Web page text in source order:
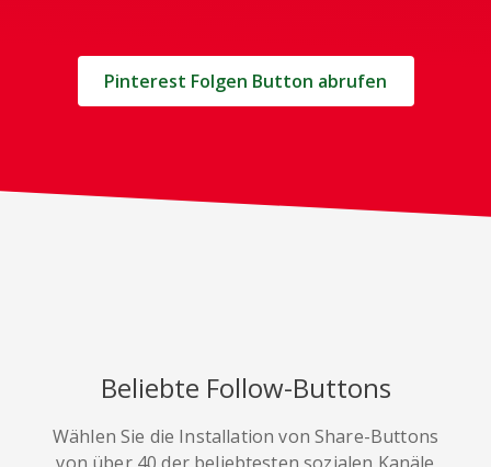
Pinterest Folgen Button abrufen
Beliebte Follow-Buttons
Wählen Sie die Installation von Share-Buttons